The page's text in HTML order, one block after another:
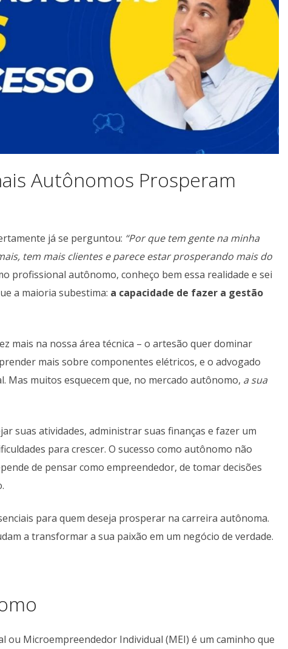
Autônomos Prosperam
já se perguntou: “Por que tem gente na minha
tem mais clientes e parece estar prosperando mais do
profissional autônomo, conheço bem essa realidade e sei
a maioria subestima: a capacidade de fazer a gestão
mais na nossa área técnica – o artesão quer dominar
mais sobre componentes elétricos, e o advogado
Mas muitos esquecem que, no mercado autônomo, a sua
suas atividades, administrar suas finanças e fazer um
para crescer. O sucesso como autônomo não
de pensar como empreendedor, de tomar decisões
para quem deseja prosperar na carreira autônoma.
a transformar a sua paixão em um negócio de verdade.
Microempreendedor Individual (MEI) é um caminho que